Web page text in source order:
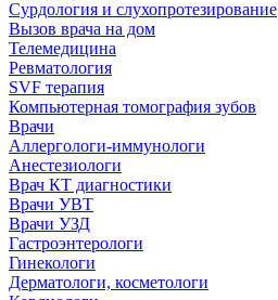
Сурдология и слухопротезирование
Вызов врача на дом
Телемедицина
Ревматология
SVF терапия
Компьютерная томография зубов
Врачи
Аллергологи-иммунологи
Анестезиологи
Врач КТ диагностики
Врачи УВТ
Врачи УЗД
Гастроэнтерологи
Гинекологи
Дерматологи, косметологи